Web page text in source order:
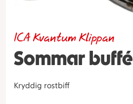
Sommar buffé
ICA Kvantum Klippan
Kryddig rostbiff